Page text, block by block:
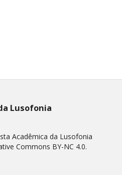
Lusofonia
Acadêmica da Lusofonia
Commons BY-NC 4.0.